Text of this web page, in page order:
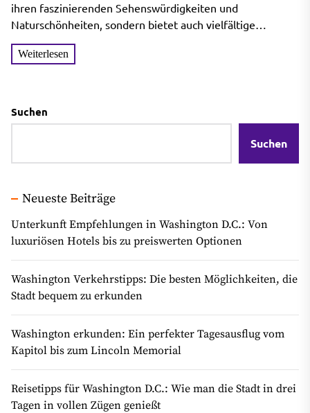
ihren faszinierenden Sehenswürdigkeiten und
Naturschönheiten, sondern bietet auch vielfältige
Einkaufsmöglichkeiten. Erfahren Sie alles über die...
Weiterlesen
Suchen
Suchen
Neueste Beiträge
Unterkunft Empfehlungen in Washington D.C.: Von
luxuriösen Hotels bis zu preiswerten Optionen
Washington Verkehrstipps: Die besten Möglichkeiten, die
Stadt bequem zu erkunden
Washington erkunden: Ein perfekter Tagesausflug vom
Kapitol bis zum Lincoln Memorial
Reisetipps für Washington D.C.: Wie man die Stadt in drei
Tagen in vollen Zügen genießt